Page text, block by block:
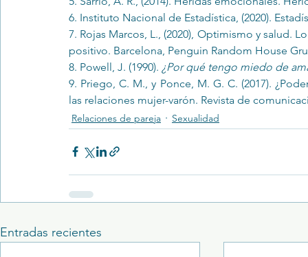
6. Instituto Nacional de Estadística, (2020).
7. Rojas Marcos, L., (2020), Optimismo y salud.
positivo. Barcelona, Penguin Random House
8. Powell, J. (1990). ¿Por qué tengo miedo de
9. Priego, C. M., y Ponce, M. G. C. (2017).
las relaciones mujer-varón. Revista de
Relaciones de pareja Sexualidad
Entradas recientes